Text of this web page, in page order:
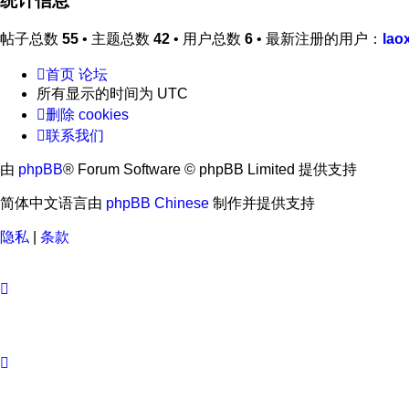
帖子总数 55 • 主题总数 42 • 用户总数 6 • 最新注册的用户：
首页 论坛
所有显示的时间为 UTC
删除 cookies
联系我们
由 phpBB® Forum Software © phpBB Limited 提供支持
简体中文语言由 phpBB Chinese 制作并提供支持
隐私 条款